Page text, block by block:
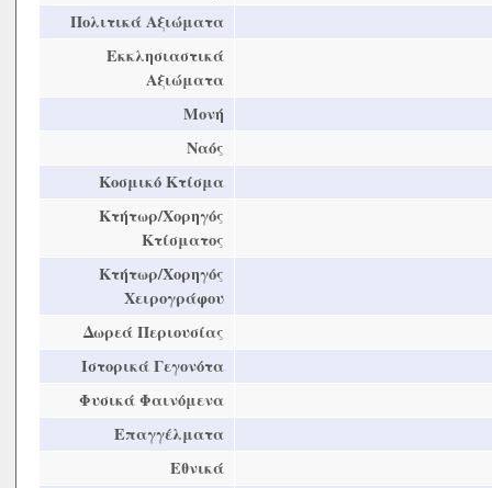
Πολιτικά Αξιώματα
Εκκλησιαστικά
Αξιώματα
Μονή
Ναός
Κοσμικό Κτίσμα
Κτήτωρ/Χορηγός
Κτίσματος
Κτήτωρ/Χορηγός
Χειρογράφου
Δωρεά Περιουσίας
Ιστορικά Γεγονότα
Φυσικά Φαινόμενα
Επαγγέλματα
Εθνικά